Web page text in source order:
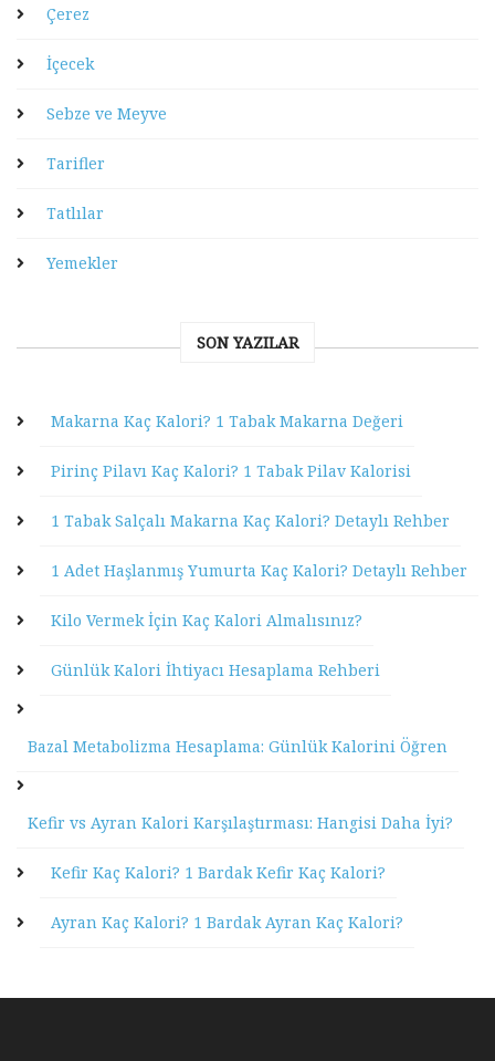
Çerez
İçecek
Sebze ve Meyve
Tarifler
Tatlılar
Yemekler
SON YAZILAR
Makarna Kaç Kalori? 1 Tabak Makarna Değeri
Pirinç Pilavı Kaç Kalori? 1 Tabak Pilav Kalorisi
1 Tabak Salçalı Makarna Kaç Kalori? Detaylı Rehber
1 Adet Haşlanmış Yumurta Kaç Kalori? Detaylı Rehber
Kilo Vermek İçin Kaç Kalori Almalısınız?
Günlük Kalori İhtiyacı Hesaplama Rehberi
Bazal Metabolizma Hesaplama: Günlük Kalorini Öğren
Kefir vs Ayran Kalori Karşılaştırması: Hangisi Daha İyi?
Kefir Kaç Kalori? 1 Bardak Kefir Kaç Kalori?
Ayran Kaç Kalori? 1 Bardak Ayran Kaç Kalori?